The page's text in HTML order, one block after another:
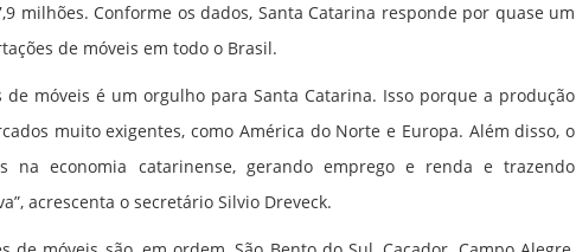
milhões. Conforme os dados, Santa Catarina responde por quase um
de móveis em todo o Brasil.
de móveis é um orgulho para Santa Catarina. Isso porque a produção
muito exigentes, como América do Norte e Europa. Além disso, o
na economia catarinense, gerando emprego e renda e trazendo
acrescenta o secretário Silvio Dreveck.